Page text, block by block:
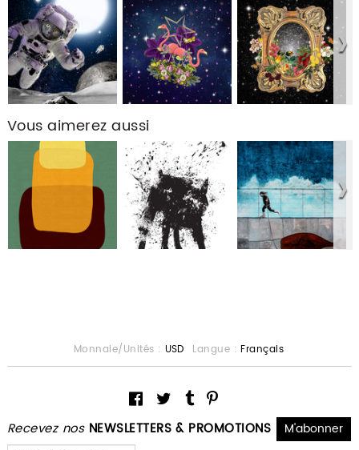
Vous aimerez aussi
Recevez nos NEWSLETTERS & PROMOTIONS
Monnaie/Unités : USD Langue : Français